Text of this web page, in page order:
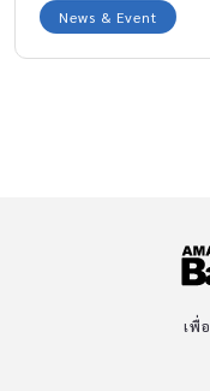
News & Event
เพื่